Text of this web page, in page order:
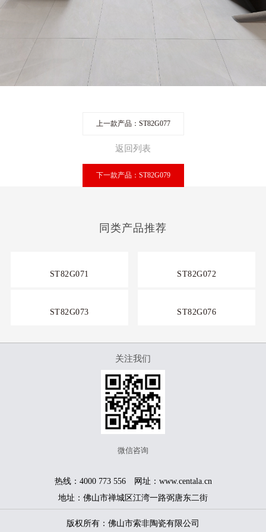
上一款产品：ST82G077
返回列表
下一款产品：ST82G079
同类产品推荐
ST82G071 ST82G072
ST82G073 ST82G076
关注我们
微信咨询
热线：4000 773 556 网址：www.centala.cn
地址：佛山市禅城区江湾一路弼唐东二街
版权所有：佛山市索非陶瓷有限公司